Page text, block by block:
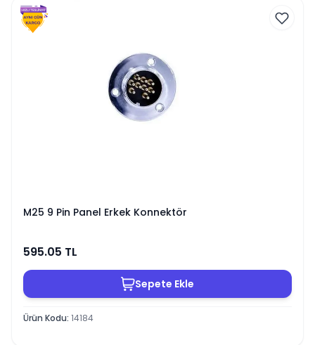
M25 9 Pin Panel Erkek Konnektör
595.05 TL
Sepete Ekle
Ürün Kodu: 14184